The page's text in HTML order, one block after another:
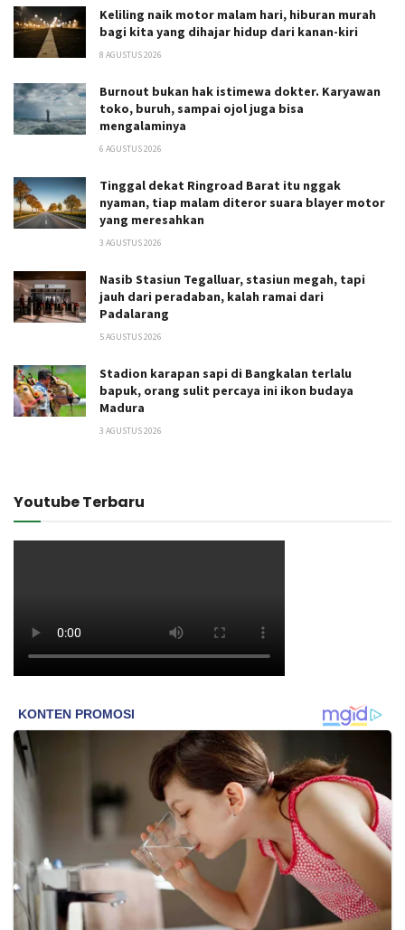
Keliling naik motor malam hari, hiburan murah
bagi kita yang dihajar hidup dari kanan-kiri
8 AGUSTUS 2026
Burnout bukan hak istimewa dokter. Karyawan
toko, buruh, sampai ojol juga bisa
mengalaminya
6 AGUSTUS 2026
Tinggal dekat Ringroad Barat itu nggak
nyaman, tiap malam diteror suara blayer motor
yang meresahkan
3 AGUSTUS 2026
Nasib Stasiun Tegalluar, stasiun megah, tapi
jauh dari peradaban, kalah ramai dari
Padalarang
5 AGUSTUS 2026
Stadion karapan sapi di Bangkalan terlalu
bapuk, orang sulit percaya ini ikon budaya
Madura
3 AGUSTUS 2026
Youtube Terbaru